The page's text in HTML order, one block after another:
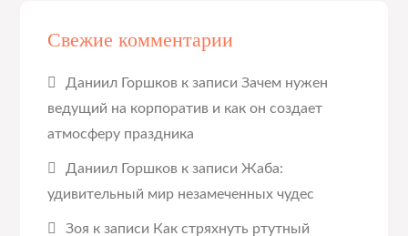
Свежие комментарии
Даниил Горшков к записиЗачем нужен
ведущий на корпоратив и как он создает
атмосферу праздника
Даниил Горшков к записиЖаба:
удивительный мир незамеченных чудес
Зоя к записи Как стряхнуть ртутный